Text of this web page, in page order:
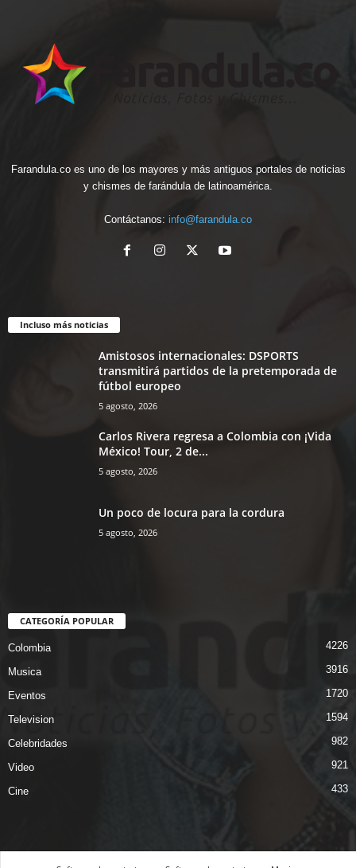
Farandula.co es uno de los mayores y más antiguos portales de noticias
y chismes de farándula de latinoamérica.
Contáctanos: info@farandula.co
Incluso más noticias
Amistosos internacionales: DSPORTS
transmitirá partidos de la pretemporada de
fútbol europeo
5 agosto, 2026
Carlos Rivera regresa a Colombia con ¡Vida
México! Tour, 2 de...
5 agosto, 2026
Un poco de locura para la cordura
5 agosto, 2026
CATEGORÍA POPULAR
Colombia 4226
Musica 3916
Eventos 1720
Television 1594
Celebridades 982
Video 921
Cine 433